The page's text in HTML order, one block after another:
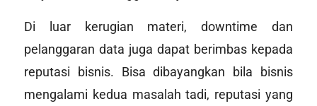
Di luar kerugian materi, downtime dan
pelanggaran data juga dapat berimbas kepada
reputasi bisnis. Bisa dibayangkan bila bisnis
mengalami kedua masalah tadi, reputasi yang